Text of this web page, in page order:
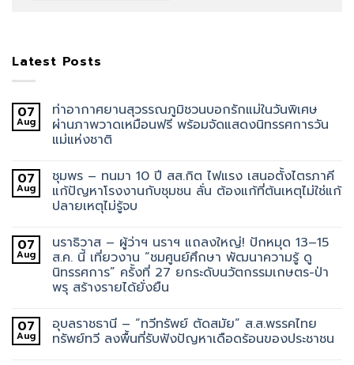
Latest Posts
07
Aug
ท่าอากาศยานสุวรรณภูมิชวนบอกรักแม่ในวันพิเศษ
ผ่านภาพวาดเหมือนฟรี พร้อมจัดแสดงนิทรรศการวัน
แม่แห่งชาติ
07
Aug
ชุมพร – ทนมา 10 ปี สส.กิต ไฟแรง เสนอตั้งไตรภาคี
แก้ปัญหาโรงงานกับชุมชน ลั่น ต้องแก้ที่ต้นเหตุไม่ใช่แก้
ปลายเหตุไม่รู้จบ
07
Aug
นราธิวาส – ผู้ว่าฯ นราฯ แถลงใหญ่! ปักหมุด 13–15
ส.ค. นี้ เที่ยวงาน “ชมศูนย์ศึกษา พัฒนาความรู้ ดู
นิทรรศการ” ครั้งที่ 27 ยกระดับนวัตกรรมเกษตร-ป่า
พรุ สร้างรายได้ยั่งยืน
07
Aug
อุบลราชธานี – “ทวีทรัพย์ ตัดสมัย” ส.ส.พรรคไทย
ทรัพย์ทวี ลงพื้นที่รับฟังปัญหาเดือดร้อนของประชาชน